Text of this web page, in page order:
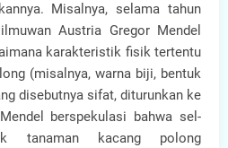
Misalnya, selama tahun
Austria Gregor Mendel
karakteristik fisik tertentu
(misalnya, warna biji, bentuk
disebutnya sifat, diturunkan ke
berspekulasi bahwa sel-
tanaman kacang polong